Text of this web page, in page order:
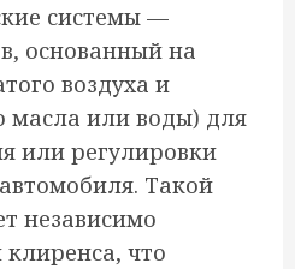
системы —
основанный на
воздуха и
масла или воды) для
или регулировки
Такой
независимо
клиренса, что